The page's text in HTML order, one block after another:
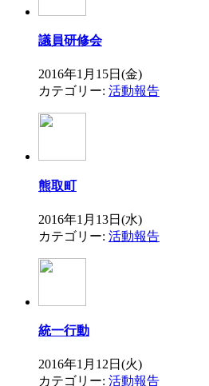
議員研修会
2016年1月15日(金)
カテゴリー: 活動報告
熊取町
2016年1月13日(水)
カテゴリー: 活動報告
統一行動
2016年1月12日(火)
カテゴリー: 活動報告